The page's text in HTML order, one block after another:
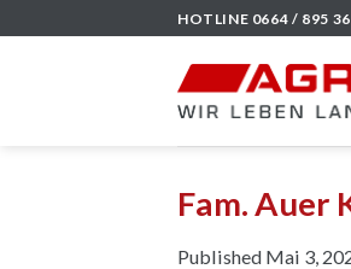
to
HOTLINE 0664 / 895
Fam. Auer
Published Mai 3,